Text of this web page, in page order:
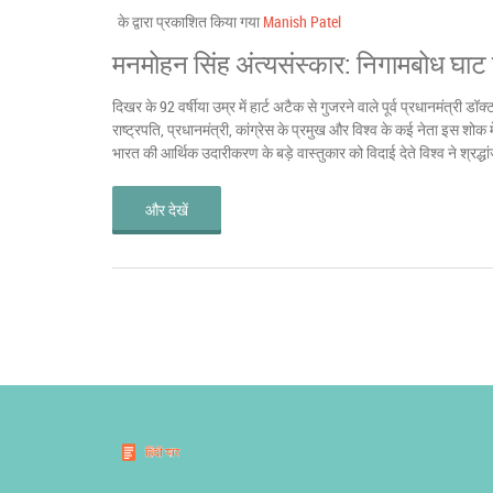
के द्वारा प्रकाशित किया गया Manish Patel
मनमोहन सिंह अंत्यसंस्कार: निगामबोध घाट
दिखर के 92 वर्षीया उम्र में हार्ट अटैक से गुजरने वाले पूर्व प्रधानमंत्री
राष्ट्रपति, प्रधानमंत्री, कांग्रेस के प्रमुख और विश्व के कई नेता इस शोक
भारत की आर्थिक उदारीकरण के बड़े वास्तुकार को विदाई देते विश्व ने
और देखें